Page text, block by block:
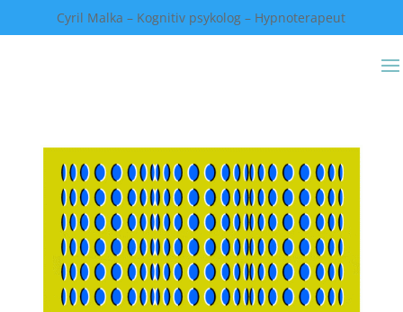
Cyril Malka – Kognitiv psykolog – Hypnoterapeut